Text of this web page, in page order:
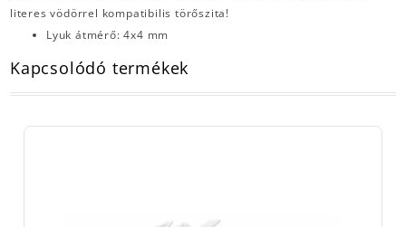
literes vödörrel kompatibilis törőszita!
Lyuk átmérő: 4x4 mm
Kapcsolódó termékek